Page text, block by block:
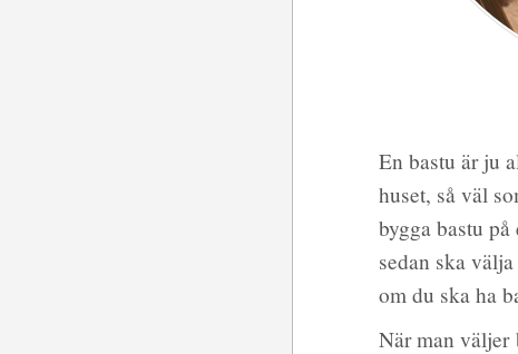
En bastu är ju
huset, så väl
bygga bastu
sedan ska
om du ska ha
När man väljer